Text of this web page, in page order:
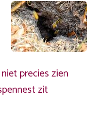
precies zien
zit